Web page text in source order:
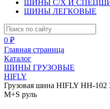
ШИНЫ С/Х И
ШИНЫ ЛЕГКОВЫЕ
0 ₽
Главная страница
Каталог
ШИНЫ ГРУЗОВЫЕ
HIFLY
Грузовая шина HIFLY HH-102
M+S руль